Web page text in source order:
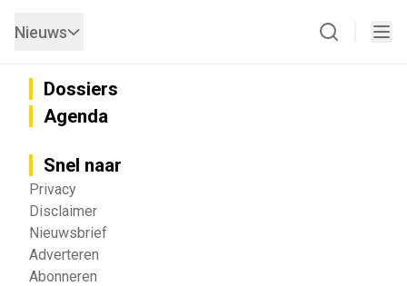
Nieuws
Dossiers
Agenda
Snel naar
Privacy
Disclaimer
Nieuwsbrief
Adverteren
Abonneren